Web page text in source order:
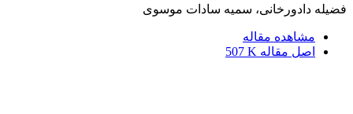
فضیله دادورخانی، سمیه سادات موسوی
مشاهده مقاله
اصل مقاله 507 K